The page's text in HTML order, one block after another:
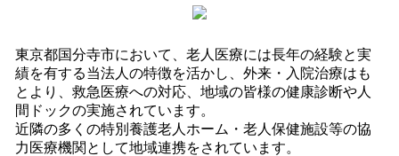
東京都国分寺市において、老人医療には長年の経験と実
績を有する当法人の特徴を活かし、外来・入院治療はも
とより、救急医療への対応、地域の皆様の健康診断や人
間ドックの実施されています。
近隣の多くの特別養護老人ホーム・老人保健施設等の協
力医療機関として地域連携をされています。